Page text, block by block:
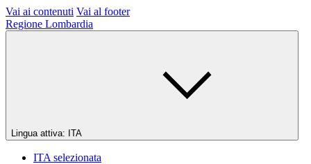
Vai ai contenuti Vai al footer
Regione Lombardia
Lingua attiva: ITA
ITA selezionata